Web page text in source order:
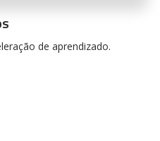
de aprendizado.